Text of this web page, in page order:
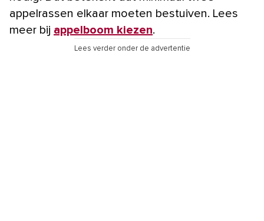
appelrassen elkaar moeten bestuiven. Lees
meer bij appelboom kiezen.
Lees verder onder de advertentie